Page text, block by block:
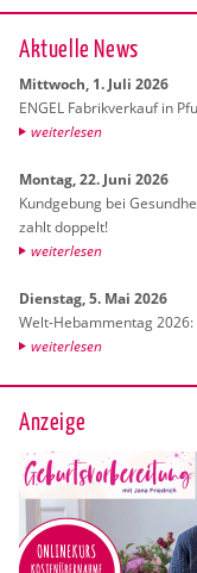
Ak­tu­el­le News
Mitt­woch, 1. Juli 2026
ENGEL Fa­brik­ver­kauf in
wei­ter­le­sen
Mon­tag, 22. Juni 2026
Kund­ge­bung bei
zahlt dop­pelt!
wei­ter­le­sen
Diens­tag, 5. Mai 2026
Welt-Heb­am­men­tag
wei­ter­le­sen
Anzeige